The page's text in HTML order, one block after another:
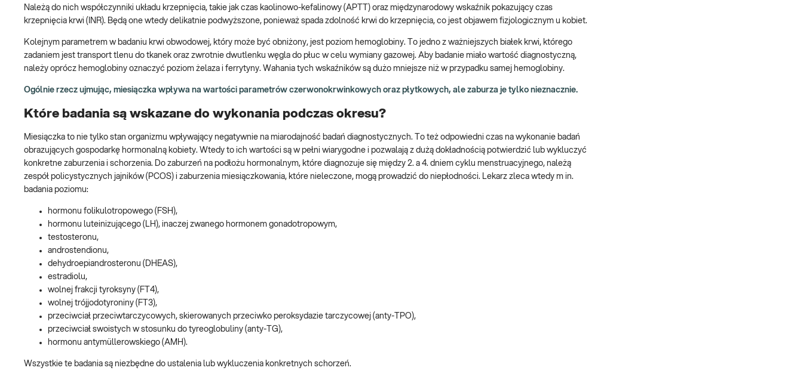
Należą do nich współczynniki układu krzepnięcia, takie jak czas kaolinowo-kefalinowy (APTT) oraz międzynarodowy wskaźnik pokazujący czas
krzepnięcia krwi (INR). Będą one wtedy delikatnie podwyższone, ponieważ spada zdolność krwi do krzepnięcia, co jest objawem fizjologicznym u kobiet.
Kolejnym parametrem w badaniu krwi obwodowej, który może być obniżony, jest poziom hemoglobiny. To jedno z ważniejszych białek krwi, którego
zadaniem jest transport tlenu do tkanek oraz zwrotnie dwutlenku węgla do płuc w celu wymiany gazowej. Aby badanie miało wartość diagnostyczną,
należy oprócz hemoglobiny oznaczyć poziom żelaza i ferrytyny. Wahania tych wskaźników są dużo mniejsze niż w przypadku samej hemoglobiny.
Ogólnie rzecz ujmując, miesiączka wpływa na wartości parametrów czerwonokrwinkowych oraz płytkowych, ale zaburza je tylko nieznacznie.
Które badania są wskazane do wykonania podczas okresu?
Miesiączka to nie tylko stan organizmu wpływający negatywnie na miarodajność badań diagnostycznych. To też odpowiedni czas na wykonanie badań
obrazujących gospodarkę hormonalną kobiety. Wtedy to ich wartości są w pełni wiarygodne i pozwalają z dużą dokładnością potwierdzić lub wykluczyć
konkretne zaburzenia i schorzenia. Do zaburzeń na podłożu hormonalnym, które diagnozuje się między 2. a 4. dniem cyklu menstruacyjnego, należą
zespół policystycznych jajników (PCOS) i zaburzenia miesiączkowania, które nieleczone, mogą prowadzić do niepłodności. Lekarz zleca wtedy m in.
badania poziomu:
hormonu folikulotropowego (FSH),
hormonu luteinizującego (LH), inaczej zwanego hormonem gonadotropowym,
testosteronu,
androstendionu,
dehydroepiandrosteronu (DHEAS),
estradiolu,
wolnej frakcji tyroksyny (FT4),
wolnej trójjodotyroniny (FT3),
przeciwciał przeciwtarczycowych, skierowanych przeciwko peroksydazie tarczycowej (anty-TPO),
przeciwciał swoistych w stosunku do tyreoglobuliny (anty-TG),
hormonu antymüllerowskiego (AMH).
Wszystkie te badania są niezbędne do ustalenia lub wykluczenia konkretnych schorzeń.